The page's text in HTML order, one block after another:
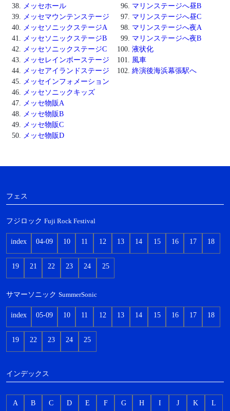
メッセホール
メッセマウンテンステージ
メッセソニックステージA
メッセソニックステージB
メッセソニックステージC
メッセレインボーステージ
メッセアイランドステージ
メッセインフォメーション
メッセソニックキッズ
メッセ物販A
メッセ物販B
メッセ物販C
メッセ物販D
マリンステージへ昼B
マリンステージへ昼C
マリンステージへ夜A
マリンステージへ夜B
液状化
風車
終演後海浜幕張駅へ
フェス
フジロック Fuji Rock Festival
index 04-09 10 11 12 13 14 15 16 17 18
19 21 22 23 24 25
サマーソニック SummerSonic
index 05-09 10 11 12 13 14 15 16 17 18
19 22 23 24 25
インデックス
A B C D E F G H I J K L